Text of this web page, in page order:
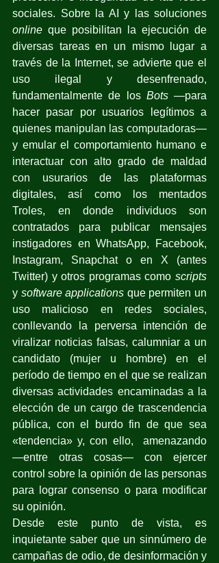
online que posibilitan la ejecución de
diversas tareas en un mismo lugar a
través de la Internet, se advierte que el
uso ilegal y desenfrenado,
fundamentalmente de los Bots —para
hacer pasar por usuarios legítimos a
quienes manipulan las computadoras—
y emular el comportamiento humano e
interactuar con alto grado de maldad
con usurarios de las plataformas
digitales, así como los mentados
Troles,
en donde individuos son
contratados para publicar mensajes
instigadores en WhatsApp, Facebook,
Instagram, Snapchat o en X (antes
Twitter) y otros programas como
y software applications que permiten un
uso malicioso en redes sociales,
conllevando la perversa intención de
viralizar noticias falsas, calumniar a un
candidato (mujer u hombre) en el
período de tiempo en el que se realizan
diversas actividades encaminadas a la
elección de un cargo de trascendencia
pública, con el burdo fin de que sea
«tendencia» y, con ello,  amenazando
—entre otras cosas— con ejercer
control sobre la opinión de las personas
para lograr consenso o para modificar
su opinión.
Desde este punto de vista, es
inquietante saber que un sinnúmero de
campañas de odio, de desinformación y